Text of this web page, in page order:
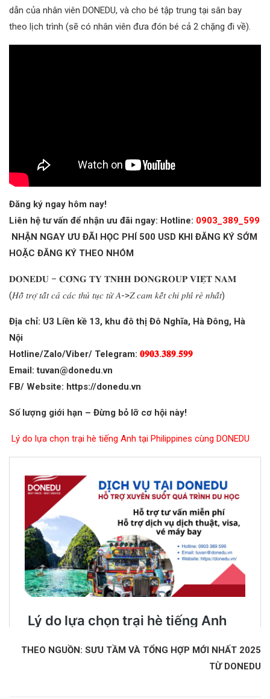
dẫn của nhân viên DONEDU, và cho bé tập trung tại sân bay
theo lịch trình (sẽ có nhân viên đưa đón bé cả 2 chặng đi về).
Đăng ký ngay hôm nay!
Liên hệ tư vấn để nhận ưu đãi ngay: Hotline: 0903_389_599
NHẬN NGAY ƯU ĐÃI HỌC PHÍ 500 USD KHI ĐĂNG KÝ SỚM
HOẶC ĐĂNG KÝ THEO NHÓM
𝐃𝐎𝐍𝐄𝐃𝐔 – 𝐂𝐎̂𝐍𝐆 𝐓𝐘 𝐓𝐍𝐇𝐇 𝐃𝐎𝐍𝐆𝐑𝐎𝐔𝐏 𝐕𝐈𝐄̣̂𝐓 𝐍𝐀𝐌
(𝐻𝑜̂̃ 𝑡𝑟𝑜̛̣ 𝑡𝑎̂́𝑡 𝑐𝑎̉ 𝑐𝑎́𝑐 𝑡ℎ𝑢̉ 𝑡𝑢̣𝑐 𝑡𝑢̛̀ 𝐴->𝑍 𝑐𝑎𝑚 𝑘𝑒̂́𝑡 𝑐ℎ𝑖 𝑝ℎ𝑖́ 𝑟𝑒̉ 𝑛ℎ𝑎̂́𝑡)
Địa chỉ: U3 Liền kề 13, khu đô thị Đô Nghĩa, Hà Đông, Hà
Nội
Hotline/Zalo/Viber/ Telegram: 𝟎𝟗𝟎𝟑.𝟑𝟖𝟗.𝟓𝟗𝟗
Email: tuvan@donedu.vn
FB/ Website: https://donedu.vn
Số lượng giới hạn – Đừng bỏ lỡ cơ hội này!
Lý do lựa chọn trại hè tiếng Anh tại Philippines cùng DONEDU
THEO NGUỒN: SƯU TẦM VÀ TỔNG HỢP MỚI NHẤT 2025
TỪ DONEDU